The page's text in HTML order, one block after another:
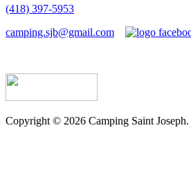
(418) 397-5953
camping.sjb@gmail.com
Copyright © 2026 Camping Saint Joseph.